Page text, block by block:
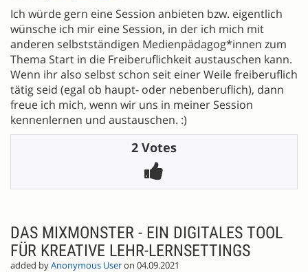
Ich würde gern eine Session anbieten bzw. eigentlich
wünsche ich mir eine Session, in der ich mich mit
anderen selbstständigen Medienpädagog*innen zum
Thema Start in die Freiberuflichkeit austauschen kann.
Wenn ihr also selbst schon seit einer Weile freiberuflich
tätig seid (egal ob haupt- oder nebenberuflich), dann
freue ich mich, wenn wir uns in meiner Session
kennenlernen und austauschen. :)
2 Votes
DAS MIXMONSTER - EIN DIGITALES TOOL
FÜR KREATIVE LEHR-LERNSETTINGS
added byAnonymous Useron 04.09.2021